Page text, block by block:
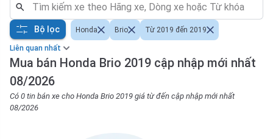
Liên quan nhất
Mua bán Honda Brio 2019 cập nhập mới nhất
08/2026
Có 0 tin bán xe cho Honda Brio 2019 giá từ đến cập nhập mới nhất
08/2026
Bộ lọc Honda Brio Từ 2019 đến 2019